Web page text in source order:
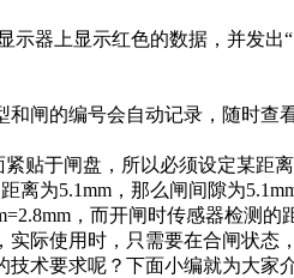
器上显示红色的数据，并发出
闸的编号会自动记录，随时查看
于闸盘，所以必须设定某距离
为5.1mm，那么闸间隙为
，而开闸时传感器检测的
际使用时，只需要在合闸状态
术要求呢？下面小编就为大家